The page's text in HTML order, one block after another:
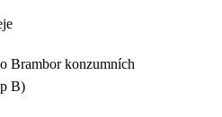
Brambor konzumních
B)